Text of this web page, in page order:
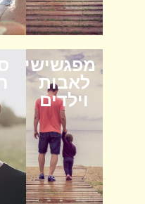
מפגשישי
לאבות
וילדים